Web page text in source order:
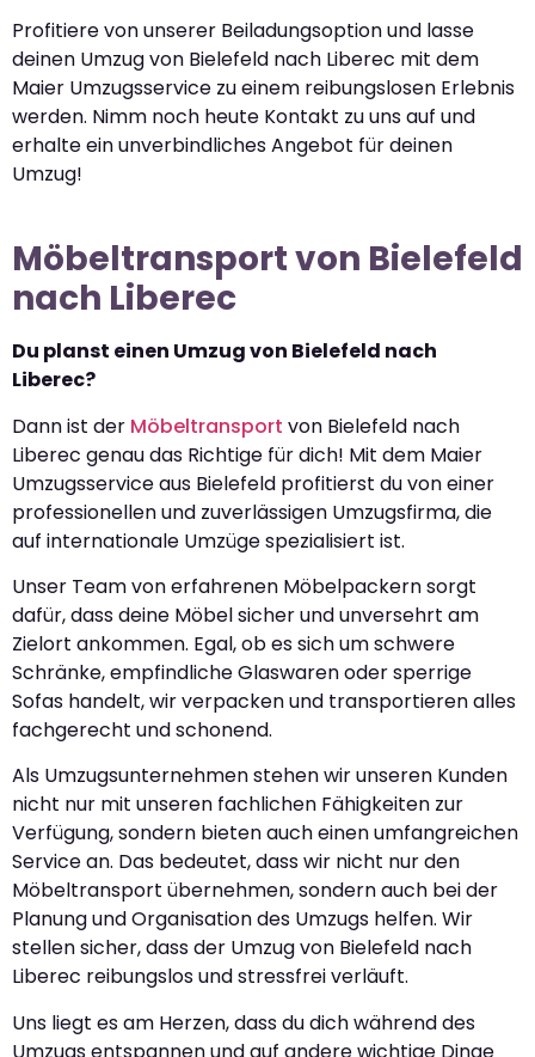
Profitiere von unserer Beiladungsoption und lasse
deinen Umzug von Bielefeld nach Liberec mit dem
Maier Umzugsservice zu einem reibungslosen Erlebnis
werden. Nimm noch heute Kontakt zu uns auf und
erhalte ein unverbindliches Angebot für deinen
Umzug!
Möbeltransport von Bielefeld
nach Liberec
Du planst einen Umzug von Bielefeld nach
Liberec?
Dann ist der Möbeltransport von Bielefeld nach
Liberec genau das Richtige für dich! Mit dem Maier
Umzugsservice aus Bielefeld profitierst du von einer
professionellen und zuverlässigen Umzugsfirma, die
auf internationale Umzüge spezialisiert ist.
Unser Team von erfahrenen Möbelpackern sorgt
dafür, dass deine Möbel sicher und unversehrt am
Zielort ankommen. Egal, ob es sich um schwere
Schränke, empfindliche Glaswaren oder sperrige
Sofas handelt, wir verpacken und transportieren alles
fachgerecht und schonend.
Als Umzugsunternehmen stehen wir unseren Kunden
nicht nur mit unseren fachlichen Fähigkeiten zur
Verfügung, sondern bieten auch einen umfangreichen
Service an. Das bedeutet, dass wir nicht nur den
Möbeltransport übernehmen, sondern auch bei der
Planung und Organisation des Umzugs helfen. Wir
stellen sicher, dass der Umzug von Bielefeld nach
Liberec reibungslos und stressfrei verläuft.
Uns liegt es am Herzen, dass du dich während des
Umzugs entspannen und auf andere wichtige Dinge